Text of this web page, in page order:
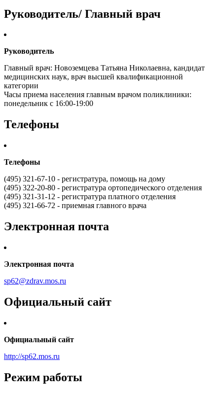
Руководитель/ Главный врач
Руководитель
Главный врач: Новоземцева Татьяна Николаевна, кандидат
медицинских наук, врач высшей квалификационной
категории
Часы приема населения главным врачом поликлиники:
понедельник с 16:00-19:00
Телефоны
Телефоны
(495) 321-67-10 - регистратура, помощь на дому
(495) 322-20-80 - регистратура ортопедического отделения
(495) 321-31-12 - регистратура платного отделения
(495) 321-66-72 - приемная главного врача
Электронная почта
Электронная почта
sp62@zdrav.mos.ru
Официальный сайт
Официальный сайт
http://sp62.mos.ru
Режим работы